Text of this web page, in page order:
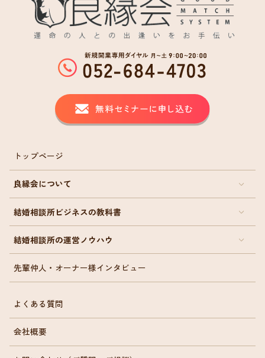
トップページ
良縁会について
結婚相談所ビジネスの教科書
結婚相談所の運営ノウハウ
先輩仲人・オーナー様インタビュー
よくある質問
会社概要